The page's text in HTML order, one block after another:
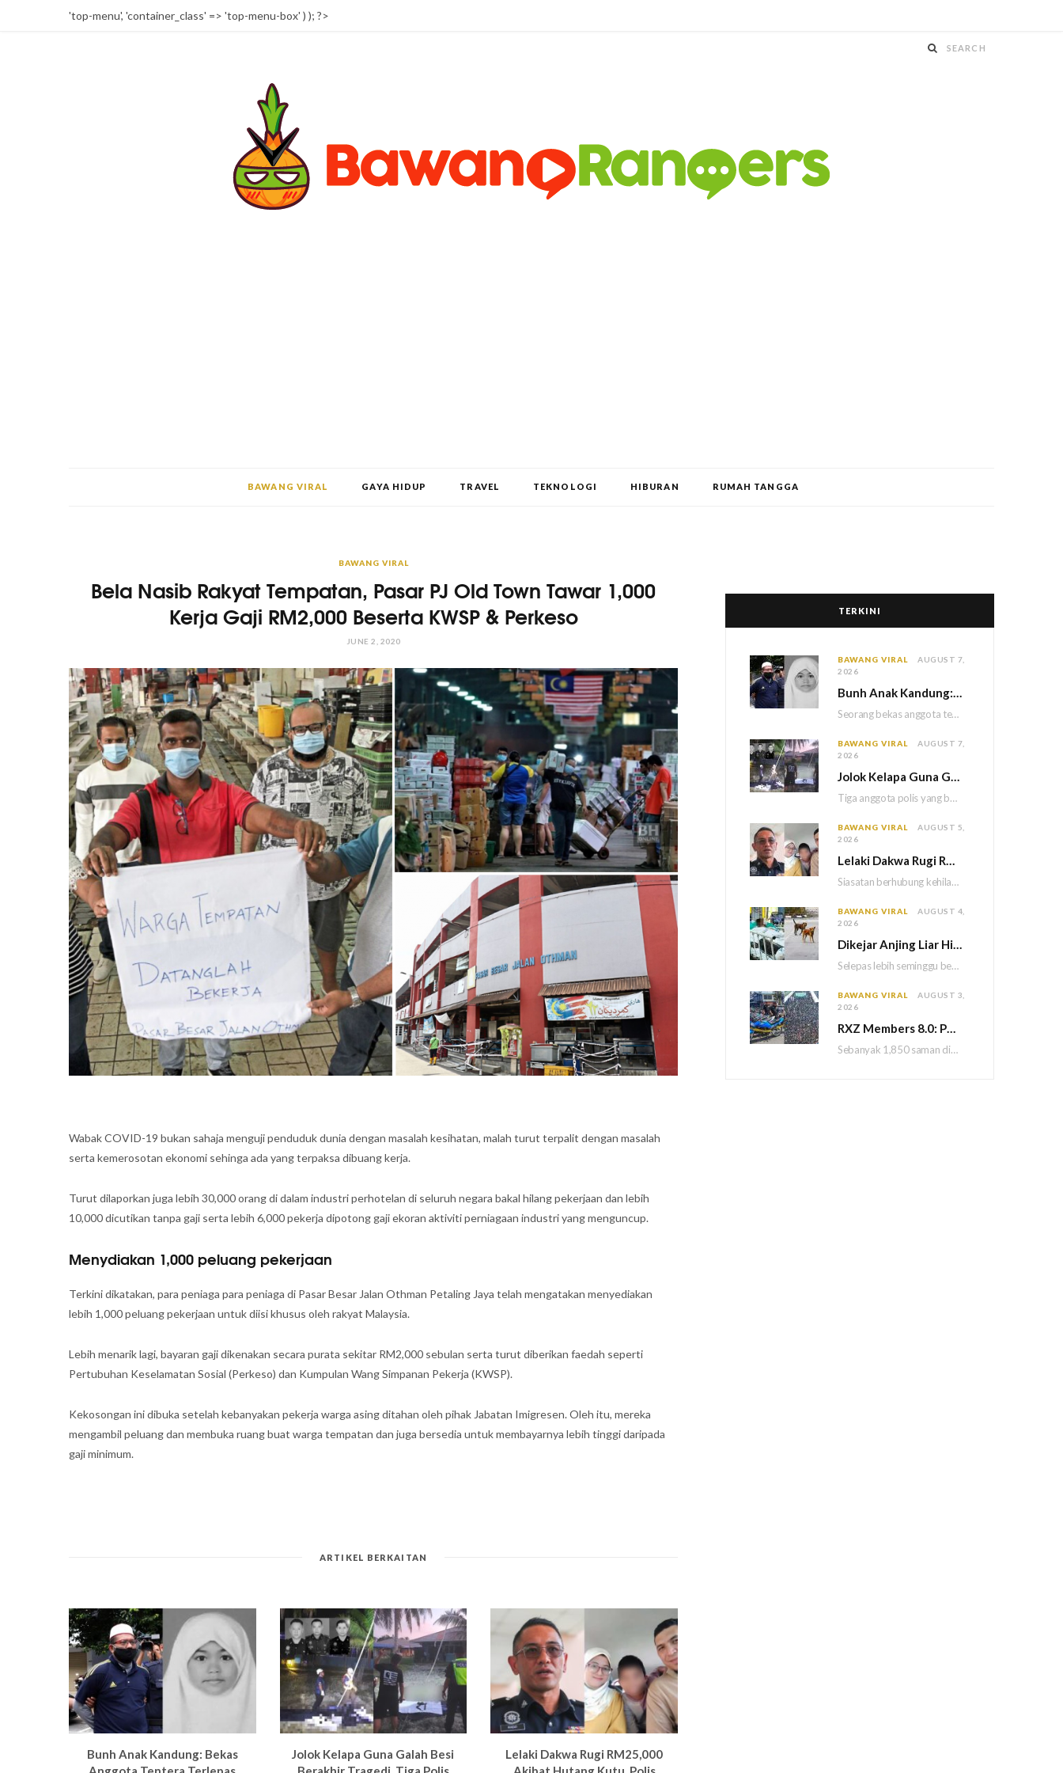
'top-menu', 'container_class' => 'top-menu-box' ) ); ?>
BAWANG VIRAL GAYA HIDUP TRAVEL TEKNOLOGI HIBURAN RUMAH TANGGA
BAWANG VIRAL
Bela Nasib Rakyat Tempatan, Pasar PJ Old Town Tawar 1,000
Kerja Gaji RM2,000 Beserta KWSP & Perkeso
JUNE 2, 2020
Wabak COVID-19 bukan sahaja menguji penduduk dunia dengan masalah kesihatan, malah turut terpalit dengan masalah
serta kemerosotan ekonomi sehinga ada yang terpaksa dibuang kerja.
Turut dilaporkan juga lebih 30,000 orang di dalam industri perhotelan di seluruh negara bakal hilang pekerjaan dan lebih
10,000 dicutikan tanpa gaji serta lebih 6,000 pekerja dipotong gaji ekoran aktiviti perniagaan industri yang menguncup.
Menydiakan 1,000 peluang pekerjaan
Terkini dikatakan, para peniaga para peniaga di Pasar Besar Jalan Othman Petaling Jaya telah mengatakan menyediakan
lebih 1,000 peluang pekerjaan untuk diisi khusus oleh rakyat Malaysia.
Lebih menarik lagi, bayaran gaji dikenakan secara purata sekitar RM2,000 sebulan serta turut diberikan faedah seperti
Pertubuhan Keselamatan Sosial (Perkeso) dan Kumpulan Wang Simpanan Pekerja (KWSP).
Kekosongan ini dibuka setelah kebanyakan pekerja warga asing ditahan oleh pihak Jabatan Imigresen. Oleh itu, mereka
mengambil peluang dan membuka ruang buat warga tempatan dan juga bersedia untuk membayarnya lebih tinggi daripada
gaji minimum.
ARTIKEL BERKAITAN
Bunh Anak Kandung: Bekas
Jolok Kelapa Guna Galah Besi
Lelaki Dakwa Rugi RM25,000
TERKINI
BAWANG VIRAL
AUGUST 7,
2026
Bunh Anak Kandung: Bekas Anggota Tentera Terlepas Hukuman M
Seorang bekas anggota tentera terlepas daripada hukuman gantung selepas Mahkamah Persekutuan memutuskan untuk menggantikan hukuman…
BAWANG VIRAL
AUGUST 7,
2026
Jolok Kelapa Guna Galah Besi Berakhir Tragedi, Tiga Polis Maut Terkena Renjatan Elektrik
Tiga anggota polis yang bertugas di Balai Polis Weston maut selepas dipercayai terkena renjatan elektrik…
BAWANG VIRAL
AUGUST 5,
2026
Lelaki Dakwa Rugi RM25,000 Akibat Hutang Kutu, Polis Siasat Kaitan Dengan Kehilangan Tiga Beranak
Siasatan berhubung kehilangan tiga sekeluarga di Bukit Kayu Hitam kini memasuki perkembangan baharu apabila polis…
BAWANG VIRAL
AUGUST 4,
2026
Dikejar Anjing Liar Hingga Kemalangan, Mekanik Berdepan Risiko Kecederaan Otak Kekal
Selepas lebih seminggu berada dalam keadaan koma akibat kemalangan dipercayai berpunca daripada kejadian dikejar sekumpulan…
BAWANG VIRAL
AUGUST 3,
2026
RXZ Members 8.0: Polis Keluar 1,850 Saman, Sita 222 Motosikal & 5 Maut
Sebanyak 1,850 saman dikeluarkan atas pelbagai kesalahan lalu lintas manakala 222 motosikal disita sepanjang penganjuran…